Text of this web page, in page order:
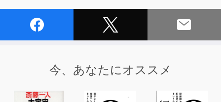
本書では、著者が様々な世界のトップと接する中で、
いる。
今、あなたにオススメ